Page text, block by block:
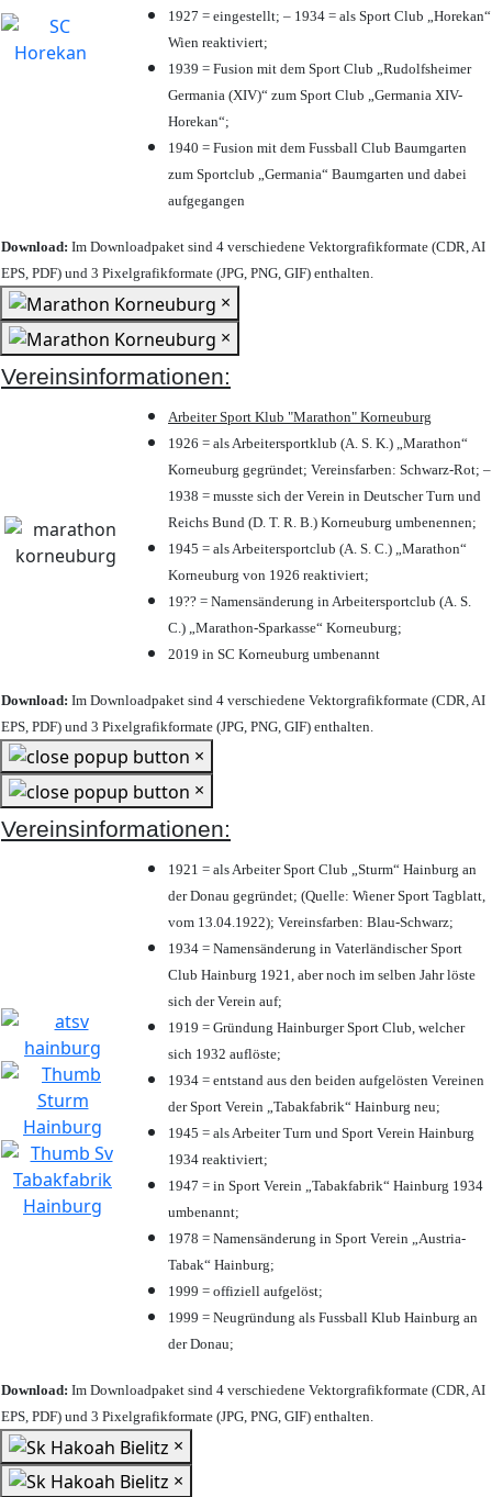
1927 = eingestellt; – 1934 = als Sport Club „Horekan“
Wien reaktiviert;
1939 = Fusion mit dem Sport Club „Rudolfsheimer
Germania (XIV)“ zum Sport Club „Germania XIV-
Horekan“;
1940 = Fusion mit dem Fussball Club Baumgarten
zum Sportclub „Germania“ Baumgarten und dabei
aufgegangen
Download: Im Downloadpaket sind 4 verschiedene Vektorgrafikformate (CDR, AI
EPS, PDF) und 3 Pixelgrafikformate (JPG, PNG, GIF) enthalten.
×
×
Vereinsinformationen:
Arbeiter Sport Klub "Marathon" Korneuburg
1926 = als Arbeitersportklub (A. S. K.) „Marathon“
Korneuburg gegründet; Vereinsfarben: Schwarz-Rot; –
1938 = musste sich der Verein in Deutscher Turn und
Reichs Bund (D. T. R. B.) Korneuburg umbenennen;
1945 = als Arbeitersportclub (A. S. C.) „Marathon“
Korneuburg von 1926 reaktiviert;
19?? = Namensänderung in Arbeitersportclub (A. S.
C.) „Marathon-Sparkasse“ Korneuburg;
2019 in SC Korneuburg umbenannt
Download: Im Downloadpaket sind 4 verschiedene Vektorgrafikformate (CDR, AI
EPS, PDF) und 3 Pixelgrafikformate (JPG, PNG, GIF) enthalten.
×
×
Vereinsinformationen:
1921 = als Arbeiter Sport Club „Sturm“ Hainburg an
der Donau gegründet; (Quelle: Wiener Sport Tagblatt,
vom 13.04.1922); Vereinsfarben: Blau-Schwarz;
1934 = Namensänderung in Vaterländischer Sport
Club Hainburg 1921, aber noch im selben Jahr löste
sich der Verein auf;
1919 = Gründung Hainburger Sport Club, welcher
sich 1932 auflöste;
1934 = entstand aus den beiden aufgelösten Vereinen
der Sport Verein „Tabakfabrik“ Hainburg neu;
1945 = als Arbeiter Turn und Sport Verein Hainburg
1934 reaktiviert;
1947 = in Sport Verein „Tabakfabrik“ Hainburg 1934
umbenannt;
1978 = Namensänderung in Sport Verein „Austria-
Tabak“ Hainburg;
1999 = offiziell aufgelöst;
1999 = Neugründung als Fussball Klub Hainburg an
der Donau;
Download: Im Downloadpaket sind 4 verschiedene Vektorgrafikformate (CDR, AI
EPS, PDF) und 3 Pixelgrafikformate (JPG, PNG, GIF) enthalten.
×
×